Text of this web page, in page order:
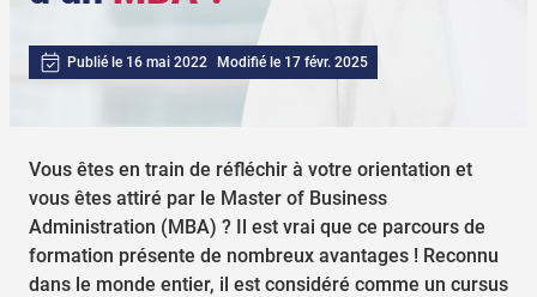
Publié le 16 mai 2022 Modifié le 17 févr. 2025
Vous êtes en train de réfléchir à votre orientation et
vous êtes attiré par le Master of Business
Administration (MBA) ? Il est vrai que ce parcours de
formation présente de nombreux avantages ! Reconnu
dans le monde entier, il est considéré comme un cursus